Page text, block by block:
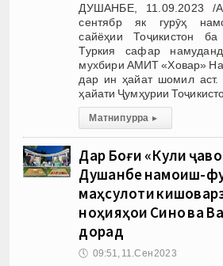
ДУШАНБЕ, 11.09.2023 /
сентябр як гурӯҳ
сайёҳии Тоҷикистон
Туркия сафар
мухбири АМИТ «Ховар»
дар ин ҳайат шомил
ҳайати Ҷумҳурии
Матни пурра ▸
Дар Боғи «Кули
Душанбе намоиш-
маҳсулоти
ноҳияҳои Сино ва
дорад
🕔 09:51, 11.Сен 2023